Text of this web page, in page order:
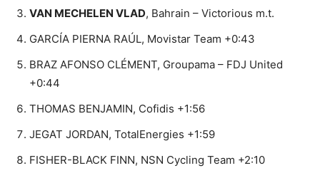
VAN MECHELEN VLAD, Bahrain – Victorious m.t.
GARCÍA PIERNA RAÚL, Movistar Team +0:43
BRAZ AFONSO CLÉMENT, Groupama – FDJ United
+0:44
THOMAS BENJAMIN, Cofidis +1:56
JEGAT JORDAN, TotalEnergies +1:59
FISHER-BLACK FINN, NSN Cycling Team +2:10